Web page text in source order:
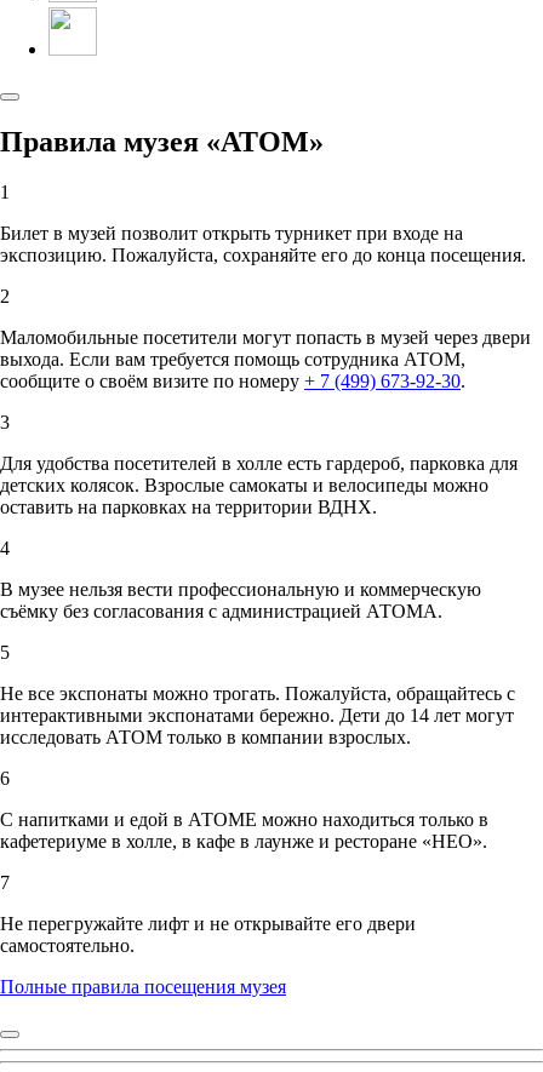
Правила музея «АТОМ»
1
Билет в музей позволит открыть турникет при входе на
экспозицию. Пожалуйста, сохраняйте его до конца посещения.
2
Маломобильные посетители могут попасть в музей через двери
выхода. Если вам требуется помощь сотрудника АТОМ,
сообщите о своём визите по номеру + 7 (499) 673-92-30.
3
Для удобства посетителей в холле есть гардероб, парковка для
детских колясок. Взрослые самокаты и велосипеды можно
оставить на парковках на территории ВДНХ.
4
В музее нельзя вести профессиональную и коммерческую
съёмку без согласования с администрацией АТОМА.
5
Не все экспонаты можно трогать. Пожалуйста, обращайтесь с
интерактивными экспонатами бережно. Дети до 14 лет могут
исследовать АТОМ только в компании взрослых.
6
С напитками и едой в АТОМЕ можно находиться только в
кафетериуме в холле, в кафе в лаунже и ресторане «НЕО».
7
Не перегружайте лифт и не открывайте его двери
самостоятельно.
Полные правила посещения музея